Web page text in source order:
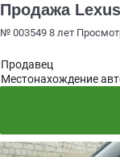
Продажа
№ 003549 8 лет
Продавец
Местонахождение